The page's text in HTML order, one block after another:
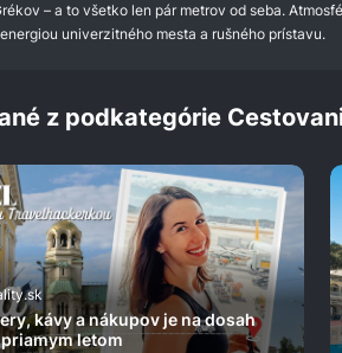
– a to všetko len pár metrov od seba.
univerzitného mesta a rušného prístavu.
z podkategórie
kávy a nákupov je na dosah
letom